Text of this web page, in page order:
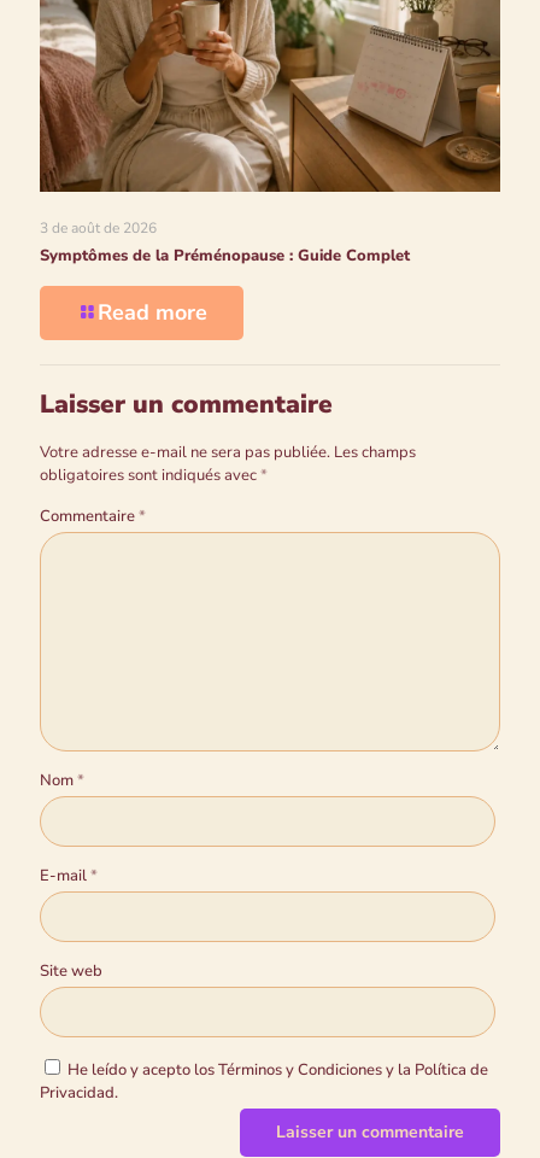
3 de août de 2026
Symptômes de la Préménopause : Guide Complet
Read more
Laisser un commentaire
Votre adresse e-mail ne sera pas publiée. Les champs
obligatoires sont indiqués avec*
Commentaire*
Nom*
E-mail*
Site web
He leído y acepto los Términos y Condiciones y la Política de
Privacidad.